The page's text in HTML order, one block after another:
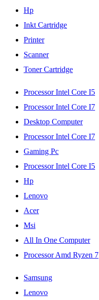
Hp
Inkt Cartridge
Printer
Scanner
Toner Cartridge
Processor Intel Core I5
Processor Intel Core I7
Desktop Computer
Processor Intel Core I7
Gaming Pc
Processor Intel Core I5
Hp
Lenovo
Acer
Msi
All In One Computer
Processor Amd Ryzen 7
Samsung
Lenovo